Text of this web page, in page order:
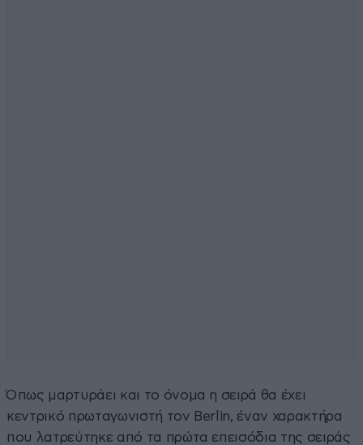
Όπως μαρτυράει και το όνομα η σειρά θα έχει
κεντρικό πρωταγωνιστή τον Berlin, έναν χαρακτήρα
που λατρεύτηκε από τα πρώτα επεισόδια της σειράς